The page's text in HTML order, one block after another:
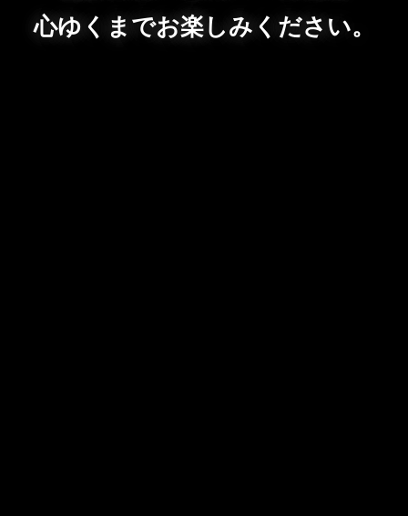
心ゆくまでお楽しみください。